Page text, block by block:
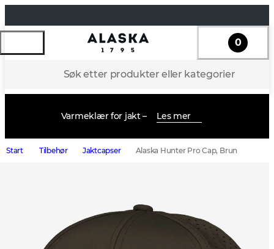
Søk etter produkter eller kategorier
0
Varmeklær for jakt – Les mer
Start Tilbehør Jaktcapser Alaska Hunter Pro Cap, Brun